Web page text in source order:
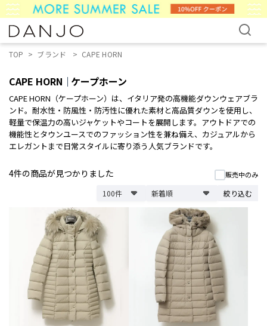
TOP ブランド CAPE HORN
CAPE HORN ケープホーン
CAPE HORN（ケープホーン）は、イタリア発の高機能ダウンウェアブラ
ンド。耐水性・防風性・防汚性に優れた素材と高品質ダウンを使用し、
軽量で保温力の高いジャケットやコートを展開します。アウトドアでの
機能性とタウンユースでのファッション性を兼ね備え、カジュアルから
エレガントまで日常スタイルに寄り添う人気ブランドです。
4件の商品が見つかりました 販売中のみ
絞り込む